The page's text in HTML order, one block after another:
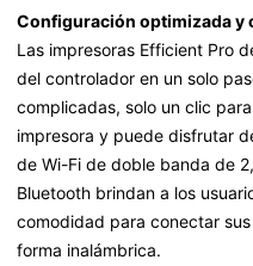
Configuración optimizada y
Las impresoras Efficient Pro
del controlador en un solo
complicadas, solo un clic
impresora y puede disfrutar
de Wi-Fi de doble banda de
Bluetooth brindan a los
comodidad para conectar
forma inalámbrica.